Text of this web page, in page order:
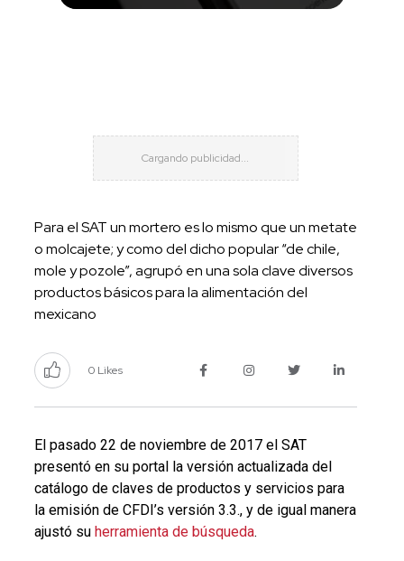
Para el SAT un mortero es lo mismo que un metate
o molcajete; y como del dicho popular “de chile,
mole y pozole”, agrupó en una sola clave diversos
productos básicos para la alimentación del
mexicano
0 Likes
El pasado 22 de noviembre de 2017 el SAT
presentó en su portal la versión actualizada del
catálogo de claves de productos y servicios para
la emisión de CFDI’s versión 3.3., y de igual manera
ajustó su herramienta de búsqueda.